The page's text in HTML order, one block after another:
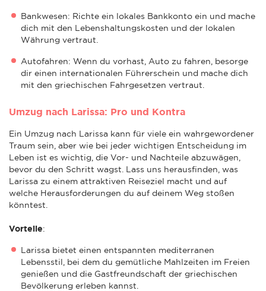
Bankwesen: Richte ein lokales Bankkonto ein und mache
dich mit den Lebenshaltungskosten und der lokalen
Währung vertraut.
Autofahren: Wenn du vorhast, Auto zu fahren, besorge
dir einen internationalen Führerschein und mache dich
mit den griechischen Fahrgesetzen vertraut.
Umzug nach Larissa: Pro und Kontra
Ein Umzug nach Larissa kann für viele ein wahrgewordener
Traum sein, aber wie bei jeder wichtigen Entscheidung im
Leben ist es wichtig, die Vor- und Nachteile abzuwägen,
bevor du den Schritt wagst. Lass uns herausfinden, was
Larissa zu einem attraktiven Reiseziel macht und auf
welche Herausforderungen du auf deinem Weg stoßen
könntest.
Vorteile:
Larissa bietet einen entspannten mediterranen
Lebensstil, bei dem du gemütliche Mahlzeiten im Freien
genießen und die Gastfreundschaft der griechischen
Bevölkerung erleben kannst.